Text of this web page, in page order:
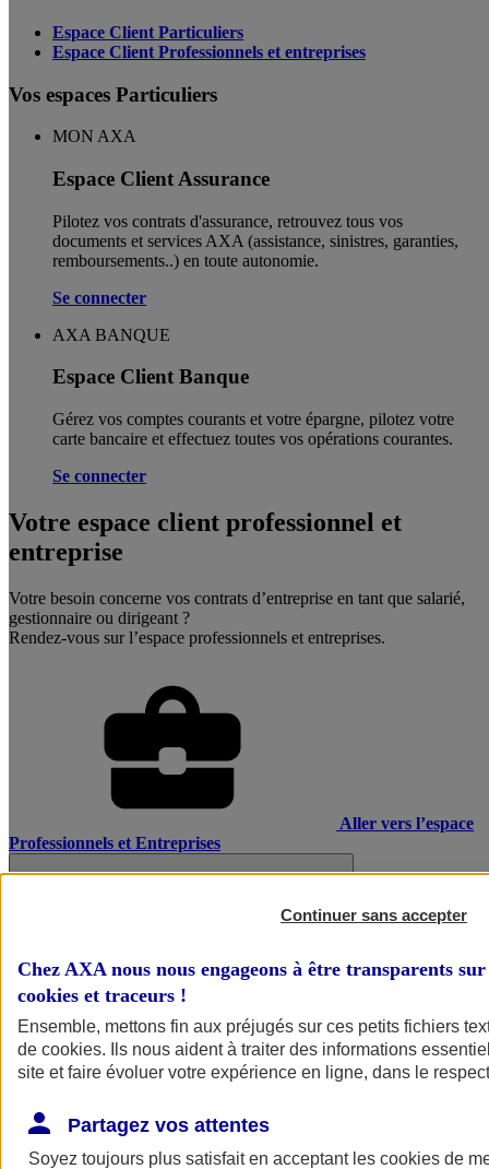
Espace Client Particuliers
Espace Client Professionnels et entreprises
Vos espaces Particuliers
MON AXA
Espace Client Assurance
Pilotez vos contrats d'assurance, retrouvez tous vos
documents et services AXA (assistance, sinistres, garanties,
remboursements..) en toute autonomie. ​
Se connecter
AXA BANQUE
Espace Client Banque
Gérez vos comptes courants et votre épargne, pilotez votre
carte bancaire et effectuez toutes vos opérations courantes.
Se connecter
Votre espace client professionnel et
entreprise
Votre besoin concerne vos contrats d’entreprise en tant que salarié,
gestionnaire ou dirigeant ?
Rendez-vous sur l’espace professionnels et entreprises.
Aller vers l’espace
Professionnels et Entreprises
Continuer sans accepter
Chez AXA nous nous engageons à être transparents
cookies et traceurs !
Ensemble, mettons fin aux préjugés sur ces petits fichiers
de cookies. Ils nous aident à traiter des informations
site et faire évoluer votre expérience en ligne, dans le
Partagez vos attentes
Soyez toujours plus satisfait en acceptant les cookies de